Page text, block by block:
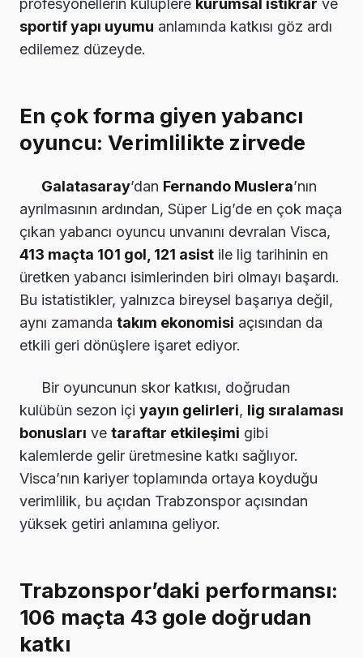
profesyonellerin kulüplere kurumsal istikrar ve
sportif yapı uyumu anlamında katkısı göz ardı
edilemez düzeyde.
En çok forma giyen yabancı
oyuncu: Verimlilikte zirvede
Galatasaray’dan Fernando Muslera’nın
ayrılmasının ardından, Süper Lig’de en çok maça
çıkan yabancı oyuncu unvanını devralan Visca,
413 maçta 101 gol, 121 asist ile lig tarihinin en
üretken yabancı isimlerinden biri olmayı başardı.
Bu istatistikler, yalnızca bireysel başarıya değil,
aynı zamanda takım ekonomisi açısından da
etkili geri dönüşlere işaret ediyor.
Bir oyuncunun skor katkısı, doğrudan
kulübün sezon içi yayın gelirleri, lig sıralaması
bonusları ve taraftar etkileşimi gibi
kalemlerde gelir üretmesine katkı sağlıyor.
Visca’nın kariyer toplamında ortaya koyduğu
verimlilik, bu açıdan Trabzonspor açısından
yüksek getiri anlamına geliyor.
Trabzonspor’daki performansı:
106 maçta 43 gole doğrudan
katkı